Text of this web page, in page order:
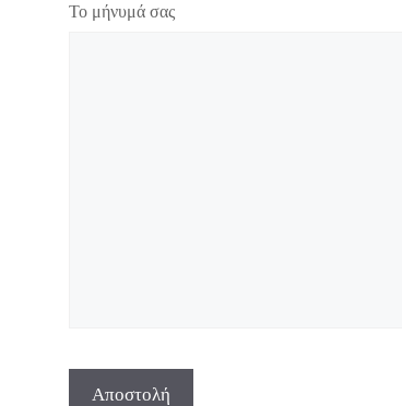
Το μήνυμά σας